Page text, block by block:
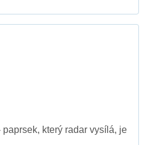
který radar vysílá, je